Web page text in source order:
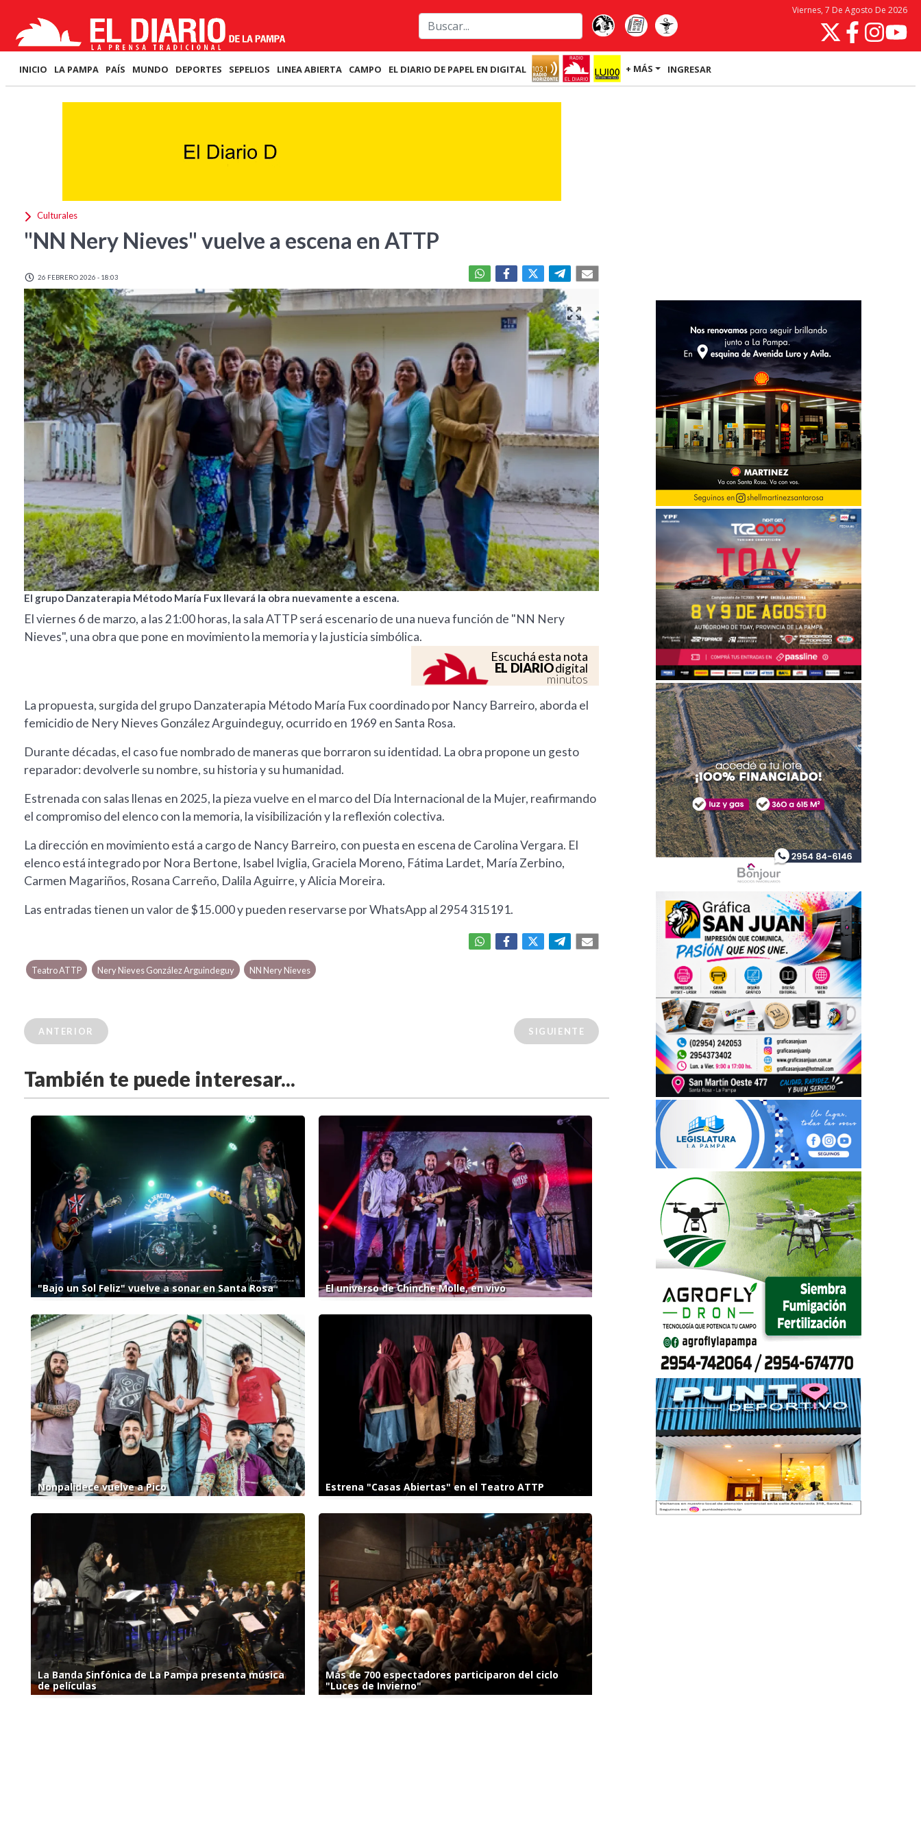
Viernes, 7 De Agosto De 2026
INICIO LA PAMPA PAÍS MUNDO DEPORTES SEPELIOS LINEA ABIERTA CAMPO EL DIARIO DE PAPEL EN DIGITAL + MÁS INGRESAR
Culturales
"NN Nery Nieves" vuelve a escena en ATTP
26 FEBRERO 2026 - 18:03
El grupo Danzaterapia Método María Fux llevará la obra nuevamente a escena.
El viernes 6 de marzo, a las 21:00 horas, la sala ATTP será escenario de una nueva función de "NN Nery
Nieves", una obra que pone en movimiento la memoria y la justicia simbólica.
Escuchá esta nota
EL DIARIOdigital
minutos
La propuesta, surgida del grupo Danzaterapia Método María Fux coordinado por Nancy Barreiro, aborda el
femicidio de Nery Nieves González Arguindeguy, ocurrido en 1969 en Santa Rosa.
Durante décadas, el caso fue nombrado de maneras que borraron su identidad. La obra propone un gesto
reparador: devolverle su nombre, su historia y su humanidad.
Estrenada con salas llenas en 2025, la pieza vuelve en el marco del Día Internacional de la Mujer, reafirmando
el compromiso del elenco con la memoria, la visibilización y la reflexión colectiva.
La dirección en movimiento está a cargo de Nancy Barreiro, con puesta en escena de Carolina Vergara. El
elenco está integrado por Nora Bertone, Isabel Iviglia, Graciela Moreno, Fátima Lardet, María Zerbino,
Carmen Magariños, Rosana Carreño, Dalila Aguirre, y Alicia Moreira.
Las entradas tienen un valor de $15.000 y pueden reservarse por WhatsApp al 2954 315191.
Teatro ATTP Nery Nieves González Arguindeguy NN Nery Nieves
ANTERIOR SIGUIENTE
También te puede interesar...
"Bajo un Sol Feliz" vuelve a sonar en Santa Rosa El universo de Chinche Molle, en vivo
Nonpalidece vuelve a Pico Estrena "Casas Abiertas" en el Teatro ATTP
La Banda Sinfónica de La Pampa presenta música
de películas
Más de 700 espectadores participaron del ciclo
"Luces de Invierno"